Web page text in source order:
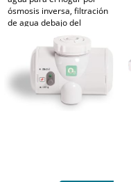
ósmosis inversa, filtración
de agua debajo del
fregadero para agua
potable limpia